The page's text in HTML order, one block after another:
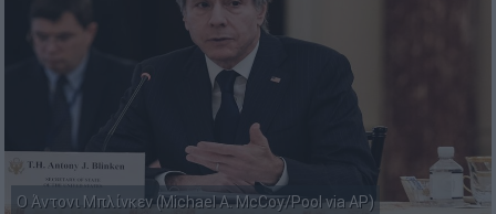
Ο Άντονι Μπλίνκεν (Michael A. McCoy/Pool via AP)